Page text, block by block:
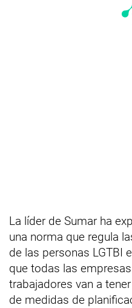
La líder de Sumar ha
una norma que regula
de las personas LGTBI
que todas las
trabajadores van a
de medidas de